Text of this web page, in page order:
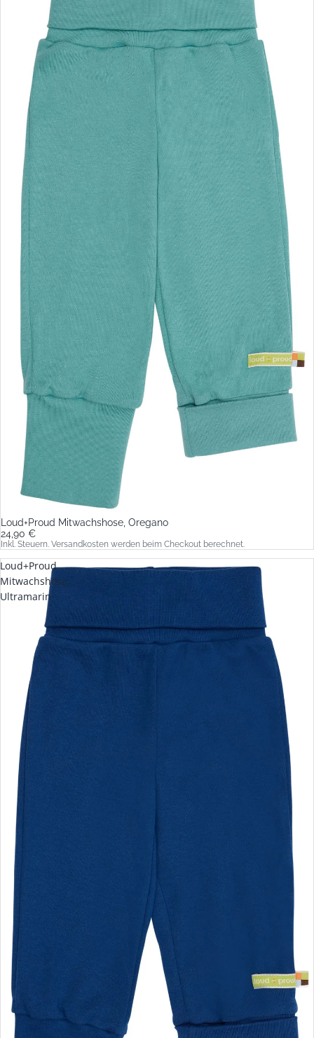
Loud+Proud Mitwachshose, Oregano
24,90 €
Inkl. Steuern. Versandkosten werden beim Checkout berechnet.
Loud+Proud
Mitwachshose,
Ultramarin